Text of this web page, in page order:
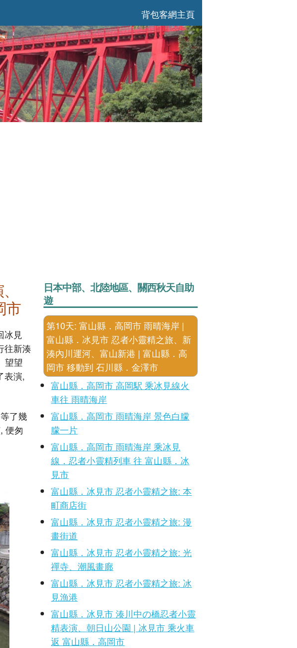
背包客網主頁
市
冰見
往新湊
望望
表演,
了幾
便匆
日本中部、北陸地區、關西秋天自助
遊
第10天: 富山縣．高岡市 雨晴海岸 |
富山縣．冰見市 忍者小靈精之旅、新
湊內川運河、富山新港 | 富山縣．高
岡市 移動到 石川縣．金澤市
富山縣．高岡市 高岡駅 乘冰見線火
車往 雨晴海岸
富山縣．高岡市 雨晴海岸 景色白朦
朦一片
富山縣．高岡市 雨晴海岸 乘冰見
線．忍者小靈精列車 往 富山縣．冰
見市
富山縣．冰見市 忍者小靈精之旅: 本
町商店街
富山縣．冰見市 忍者小靈精之旅: 漫
畫街道
富山縣．冰見市 忍者小靈精之旅: 光
禪寺、潮風畫廊
富山縣．冰見市 忍者小靈精之旅: 冰
見漁港
富山縣．冰見市 湊川中の橋忍者小靈
精表演、朝日山公園 | 冰見市 乘火車
返 富山縣．高岡市